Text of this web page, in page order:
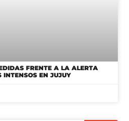
FRENTE A LA ALERTA
INTENSOS EN JUJUY